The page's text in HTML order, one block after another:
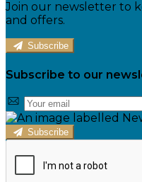
Join our newsletter to
and offers.
Subscribe
Subscribe to our
Subscribe